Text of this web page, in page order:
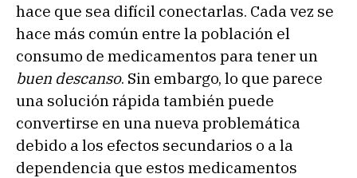
hace que sea difícil conectarlas. Cada vez se
hace más común entre la población el
consumo de medicamentos para tener un
buen descanso. Sin embargo, lo que parece
una solución rápida también puede
convertirse en una nueva problemática
debido a los efectos secundarios o a la
dependencia que estos medicamentos